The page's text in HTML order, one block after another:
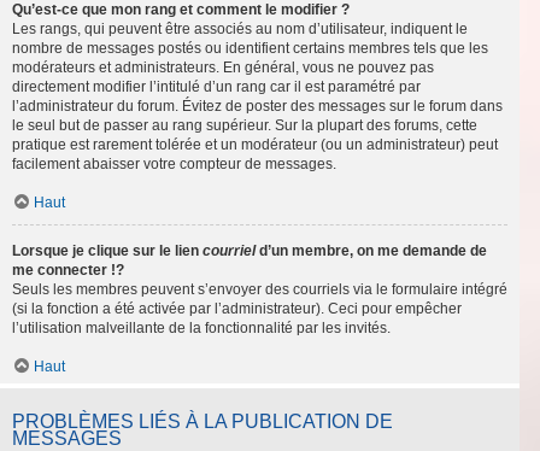
Qu’est-ce que mon rang et comment le modifier ?
Les rangs, qui peuvent être associés au nom d’utilisateur, indiquent le
nombre de messages postés ou identifient certains membres tels que les
modérateurs et administrateurs. En général, vous ne pouvez pas
directement modifier l’intitulé d’un rang car il est paramétré par
l’administrateur du forum. Évitez de poster des messages sur le forum dans
le seul but de passer au rang supérieur. Sur la plupart des forums, cette
pratique est rarement tolérée et un modérateur (ou un administrateur) peut
facilement abaisser votre compteur de messages.
Haut
Lorsque je clique sur le lien courrield’un membre, on me demande de
me connecter !?
Seuls les membres peuvent s’envoyer des courriels via le formulaire intégré
(si la fonction a été activée par l’administrateur). Ceci pour empêcher
l’utilisation malveillante de la fonctionnalité par les invités.
Haut
PROBLÈMES LIÉS À LA PUBLICATION DE
MESSAGES